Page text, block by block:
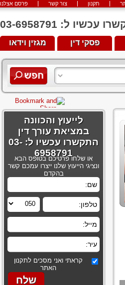
פרסם אצלנו צור קשר תקנון
ל: 03-6958791
מגזין וידאו פסקי דין
לייעוץ והכוונה
במציאת עורך דין
התקשרו עכשיו ל: 03-
6958791
או שלחו פרטיכם בטופס הבא
ונציגי הייעוץ שלנו ייצרו עמכם קשר
בהקדם
קראתי ואני מסכים לתקנון
האתר